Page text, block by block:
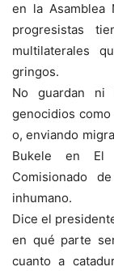
en la Asamblea
progresistas
multilaterales
gringos.
No guardan ni
genocidios
o, enviando
Bukele en El
Comisionado
inhumano.
Dice el
en qué parte
cuanto a